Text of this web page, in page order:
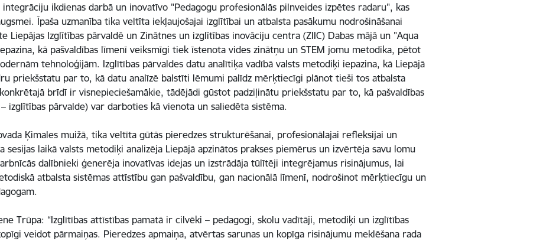
ikdienas darbā un inovatīvo "Pedagogu profesionālās pilnveides izpētes radaru", kas
Īpaša uzmanība tika veltīta iekļaujošajai izglītībai un atbalsta pasākumu nodrošināšanai
Liepājas Izglītības pārvaldē un Zinātnes un izglītības inovāciju centra (ZIIC) Dabas mājā un "Aqua
kā pašvaldības līmenī veiksmīgi tiek īstenota vides zinātņu un STEM jomu metodika, pētot
tehnoloģijām. Izglītības pārvaldes datu analītiķa vadībā valsts metodiķi iepazina, kā Liepājā
priekšstatu par to, kā datu analīzē balstīti lēmumi palīdz mērķtiecīgi plānot tieši tos atbalsta
brīdī ir visnepieciešamākie, tādējādi gūstot padziļinātu priekšstatu par to, kā pašvaldības
izglītības pārvalde) var darboties kā vienota un saliedēta sistēma.
Ķimales muižā, tika veltīta gūtās pieredzes strukturēšanai, profesionālajai refleksijai un
sesijas laikā valsts metodiķi analizēja Liepājā apzinātos prakses piemērus un izvērtēja savu lomu
dalībnieki ģenerēja inovatīvas idejas un izstrādāja tūlītēji integrējamus risinājumus, lai
atbalsta sistēmas attīstību gan pašvaldību, gan nacionālā līmenī, nodrošinot mērķtiecīgu un
Trūpa: “Izglītības attīstības pamatā ir cilvēki – pedagogi, skolu vadītāji, metodiķi un izglītības
veidot pārmaiņas. Pieredzes apmaiņa, atvērtas sarunas un kopīga risinājumu meklēšana rada